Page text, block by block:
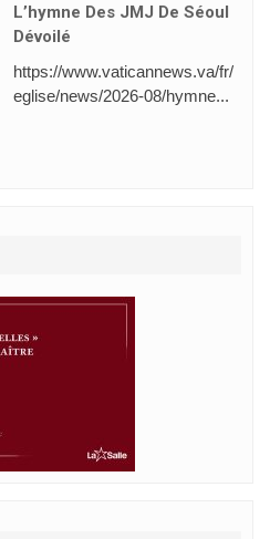
L’hymne Des JMJ De Séoul
Dévoilé
https://www.vaticannews.va/fr/
eglise/news/2026-08/hymne...